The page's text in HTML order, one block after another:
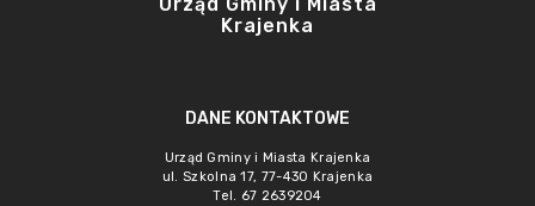
Krajenka
DANE KONTAKTOWE
Urząd Gminy i Miasta Krajenka
ul. Szkolna 17, 77-430 Krajenka
Tel. 67 2639204